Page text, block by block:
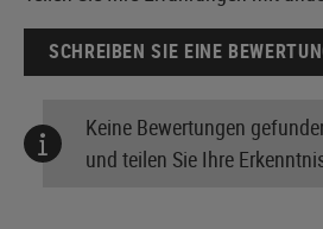
SCHREIBEN SIE EINE
Keine Bewertungen
und teilen Sie Ihre